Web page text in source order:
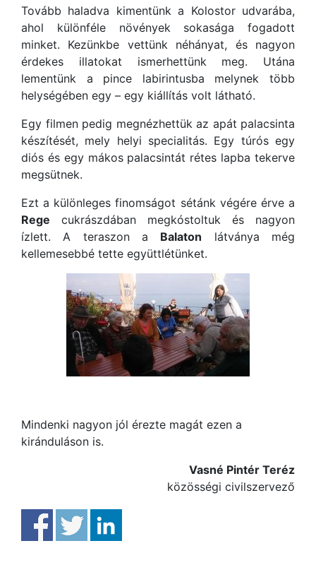
Tovább haladva kimentünk a Kolostor udvarába,
ahol különféle növények sokasága fogadott
minket. Kezünkbe vettünk néhányat, és nagyon
érdekes illatokat ismerhettünk meg. Utána
lementünk a pince labirintusba melynek több
helységében egy – egy kiállítás volt látható.
Egy filmen pedig megnézhettük az apát palacsinta
készítését, mely helyi specialitás. Egy túrós egy
diós és egy mákos palacsintát rétes lapba tekerve
megsütnek.
Ezt a különleges finomságot sétánk végére érve a
Rege cukrászdában megkóstoltuk és nagyon
ízlett. A teraszon a Balaton látványa még
kellemesebbé tette együttlétünket.
Mindenki nagyon jól érezte magát ezen a
kiránduláson is.
Vasné Pintér Teréz
közösségi civilszervező